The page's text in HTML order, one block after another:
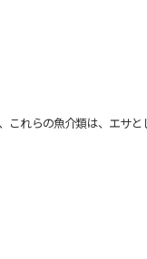
れらの魚介類は、エサと